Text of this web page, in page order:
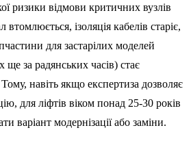
ризики відмови критичних вузлів
ізоляція кабелів старіє,
для застарілих моделей
за радянських часів) стає
навіть якщо експертиза дозволяє
для ліфтів віком понад 25-30 років
варіант модернізації або заміни.